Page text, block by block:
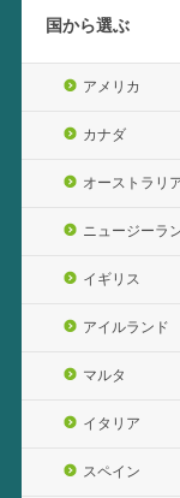
国から選ぶ
アメリカ
カナダ
オーストラリ
ニュージーラ
イギリス
アイルランド
マルタ
イタリア
スペイン